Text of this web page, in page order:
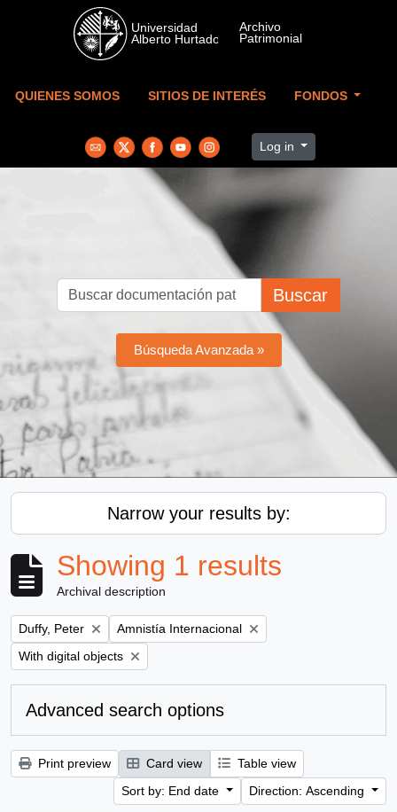
Skip to main content
QUIENES SOMOS SITIOS DE INTERÉS FONDOS
Log in
Buscar
Búsqueda Avanzada »
Narrow your results by:
Showing 1 results
Archival description
Remove filter:
Duffy, Peter Remove filter:
Amnistía Internacional
Remove filter:
With digital objects
Advanced search options
Print preview Card view
Table view
Sort by: End date
Direction: Ascending